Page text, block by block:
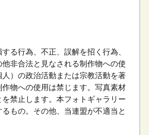
る行為、不正、誤解を招く行為、
非合法と見なされる制作物への使
人）の政治活動または宗教活動を著
物への使用は禁じます。 写真素材
禁止します。 本フォトギャラリー
もの。 その他、当連盟が不適当と